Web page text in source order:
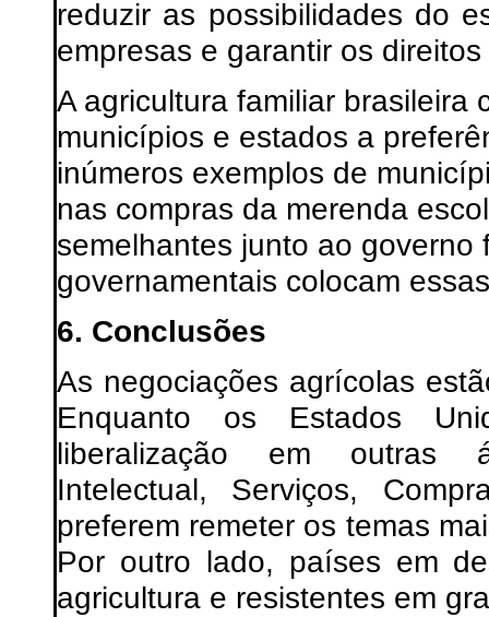
reduzir as possibilidades do
empresas e garantir os
A agricultura familiar brasileira
municípios e estados a
inúmeros exemplos de
nas compras da merenda
semelhantes junto ao governo
governamentais colocam
6. Conclusões
As negociações agrícolas
Enquanto os Estados
liberalização em outras
Intelectual, Serviços,
preferem remeter os temas
Por outro lado, países em
agricultura e resistentes em